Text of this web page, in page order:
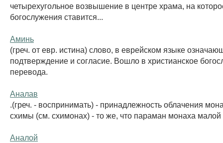
четырехугольное возвышение в центре храма, на
богослужения ставится...
Аминь
(греч. от евр. истина) слово, в еврейском языке
подтверждение и согласие. Вошло в христианское
перевода.
Аналав
.(греч. - воспринимать) - принадлежность облачения
схимы (см. схимонах) - то же, что параман монаха
Аналой